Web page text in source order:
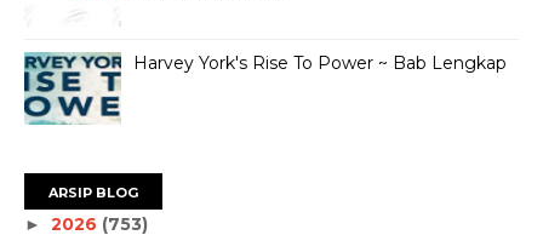
Harvey York's Rise To Power ~ Bab Lengkap
ARSIP BLOG
► 2026 (753)